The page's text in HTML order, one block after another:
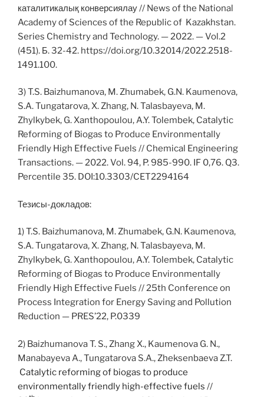
каталитикалық конверсиялау // News of the National
Academy of Sciences of the Republic of Kazakhstan.
Series Chemistry and Technology. — 2022. — Vol.2
(451). Б. 32-42. https://doi.org/10.32014/2022.2518-
1491.100.
3) T.S. Baizhumanova, M. Zhumabek, G.N. Kaumenova,
S.A. Tungatarova, X. Zhang, N. Talasbayeva, M.
Zhylkybek, G. Xanthopoulou, A.Y. Tolembek, Catalytic
Reforming of Biogas to Produce Environmentally
Friendly High Effective Fuels // Chemical Engineering
Transactions. — 2022. Vol. 94, P. 985-990. IF 0,76. Q3.
Percentile 35. DOI:10.3303/CET2294164
Тезисы-докладов:
1) T.S. Baizhumanova, M. Zhumabek, G.N. Kaumenova,
S.A. Tungatarova, X. Zhang, N. Talasbayeva, M.
Zhylkybek, G. Xanthopoulou, A.Y. Tolembek, Catalytic
Reforming of Biogas to Produce Environmentally
Friendly High Effective Fuels // 25th Conference on
Process Integration for Energy Saving and Pollution
Reduction — PRES’22, P.0339
2) Baizhumanova T. S., Zhang X., Kaumenova G. N.,
Manabayeva A., Tungatarova S.A., Zheksenbaeva Z.T.
Catalytic reforming of biogas to produce
environmentally friendly high-effective fuels //